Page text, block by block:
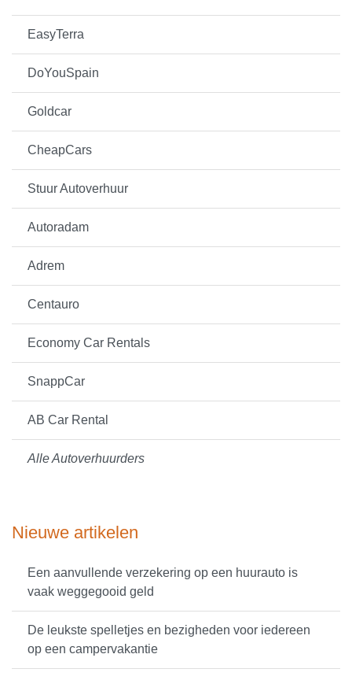
EasyTerra
DoYouSpain
Goldcar
CheapCars
Stuur Autoverhuur
Autoradam
Adrem
Centauro
Economy Car Rentals
SnappCar
AB Car Rental
Alle Autoverhuurders
Nieuwe artikelen
Een aanvullende verzekering op een huurauto is
vaak weggegooid geld
De leukste spelletjes en bezigheden voor iedereen
op een campervakantie